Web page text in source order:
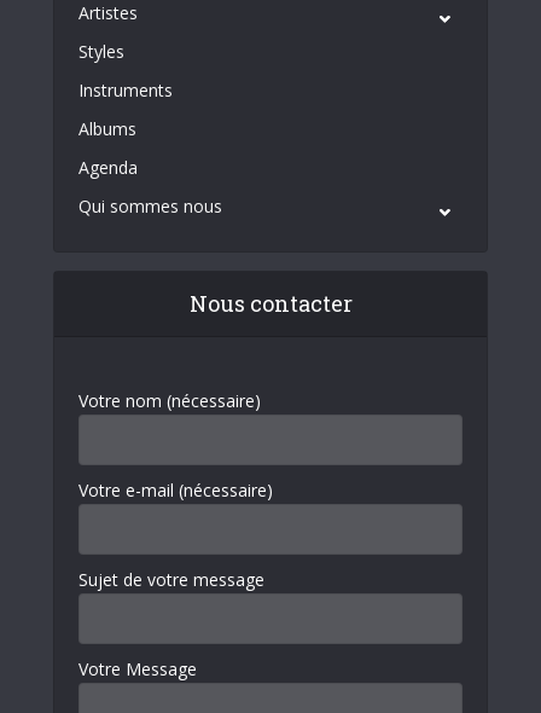
Artistes
Styles
Instruments
Albums
Agenda
Qui sommes nous
Nous contacter
Votre nom (nécessaire)
Votre e-mail (nécessaire)
Sujet de votre message
Votre Message